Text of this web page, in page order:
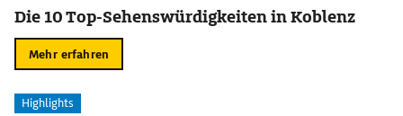
Die 10 Top-Sehenswürdigkeiten in Koblenz
Mehr erfahren
Highlights